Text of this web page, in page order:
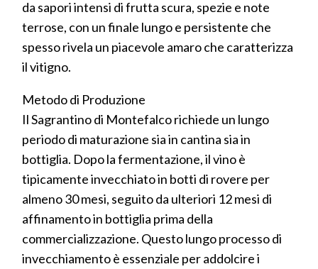
da sapori intensi di frutta scura, spezie e note
terrose, con un finale lungo e persistente che
spesso rivela un piacevole amaro che caratterizza
il vitigno.
Metodo di Produzione
Il Sagrantino di Montefalco richiede un lungo
periodo di maturazione sia in cantina sia in
bottiglia. Dopo la fermentazione, il vino è
tipicamente invecchiato in botti di rovere per
almeno 30 mesi, seguito da ulteriori 12 mesi di
affinamento in bottiglia prima della
commercializzazione. Questo lungo processo di
invecchiamento è essenziale per addolcire i